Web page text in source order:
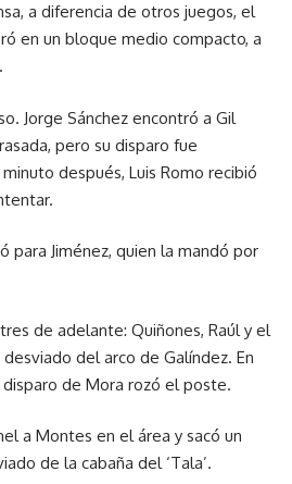
a diferencia de otros juegos, el
en un bloque medio compacto, a
Jorge Sánchez encontró a Gil
pero su disparo fue
después, Luis Romo recibió
para Jiménez, quien la mandó por
de adelante: Quiñones, Raúl y el
desviado del arco de Galíndez. En
disparo de Mora rozó el poste.
a Montes en el área y sacó un
de la cabaña del ‘Tala’.